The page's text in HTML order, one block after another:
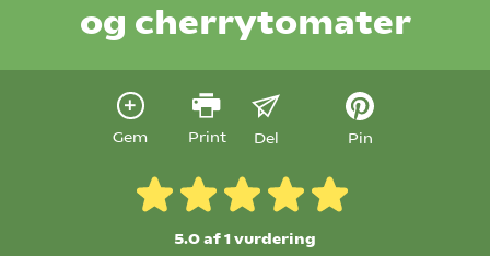
og cherrytomater
Gem Print Del Pin
5.0 af 1vurdering